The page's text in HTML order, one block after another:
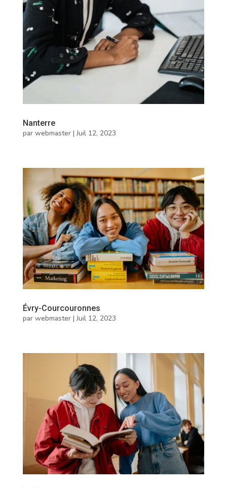
Nanterre
par webmaster|Juil 12, 2023
Évry-Courcouronnes
par webmaster|Juil 12, 2023